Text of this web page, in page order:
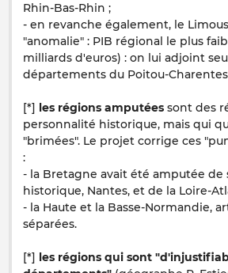
Rhin-Bas-Rhin ;
- en revanche également, le
"anomalie" : PIB régional le plus
milliards d'euros) : on lui adjoint
départements du Poitou-
[*] les régions amputées sont des
personnalité historique, mais qui
"brimées". Le projet corrige ces
:
- la Bretagne avait été amputée de
historique, Nantes, et de la Loire-
- la Haute et la Basse-Normandie,
séparées.
[*] les régions qui sont